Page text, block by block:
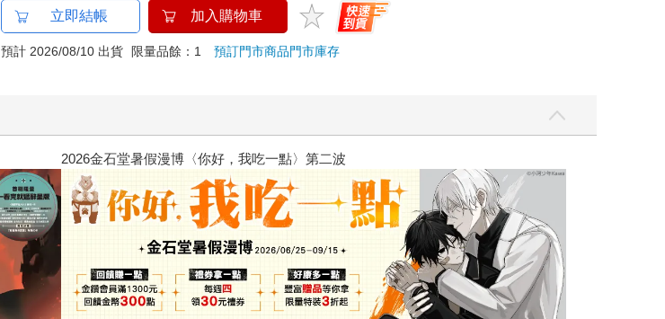
立即結帳 加入購物車
預計 2026/08/10 出貨 限量品餘：1預訂門市商品門市庫存
2026金石堂暑假漫博〈你好，我吃一點〉第二波